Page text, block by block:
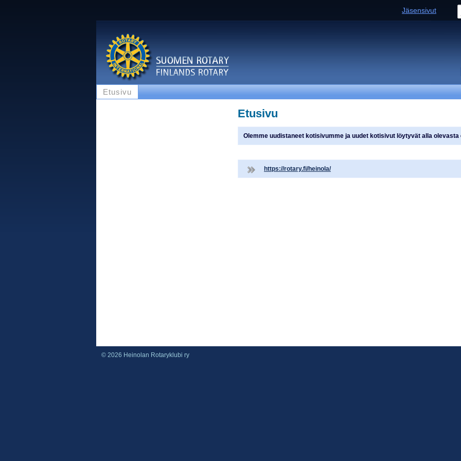
Jäsensivut
Etusivu
Etusivu
Olemme uudistaneet kotisivumme ja uudet kotisivut löytyvät alla olevasta
https://rotary.fi/heinola/
© 2026 Heinolan Rotaryklubi ry